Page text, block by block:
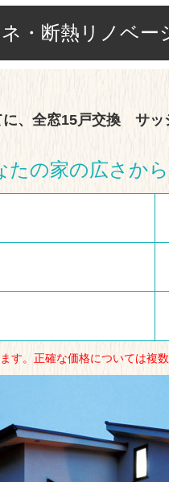
・断熱リノベー
、全窓15戸交換 サッ
たの家の広さか
す。正確な価格については複